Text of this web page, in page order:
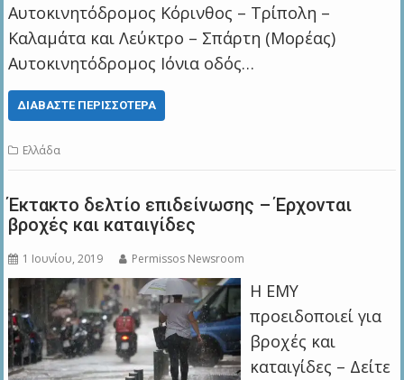
Αυτοκινητόδρομος Κόρινθος – Τρίπολη –
Καλαμάτα και Λεύκτρο – Σπάρτη (Μορέας)
Αυτοκινητόδρομος Ιόνια οδός…
ΔΙΑΒΆΣΤΕ ΠΕΡΙΣΣΌΤΕΡΑ
Ελλάδα
Έκτακτο δελτίο επιδείνωσης – Έρχονται
βροχές και καταιγίδες
1 Ιουνίου, 2019 Permissos Newsroom
Η ΕΜΥ
προειδοποιεί για
βροχές και
καταιγίδες – Δείτε